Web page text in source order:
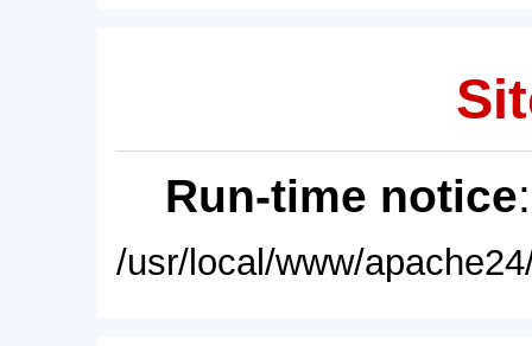
Run-time notice
/usr/local/www/